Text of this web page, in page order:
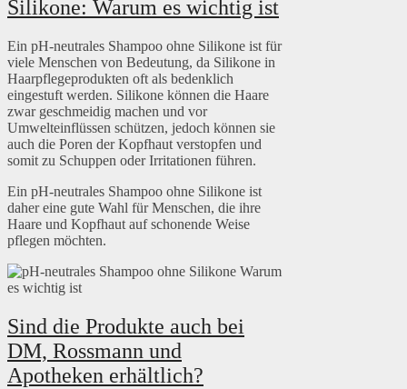
Silikone: Warum es wichtig ist
Ein pH-neutrales Shampoo ohne Silikone ist für
viele Menschen von Bedeutung, da Silikone in
Haarpflegeprodukten oft als bedenklich
eingestuft werden. Silikone können die Haare
zwar geschmeidig machen und vor
Umwelteinflüssen schützen, jedoch können sie
auch die Poren der Kopfhaut verstopfen und
somit zu Schuppen oder Irritationen führen.
Ein pH-neutrales Shampoo ohne Silikone ist
daher eine gute Wahl für Menschen, die ihre
Haare und Kopfhaut auf schonende Weise
pflegen möchten.
Sind die Produkte auch bei
DM, Rossmann und
Apotheken erhältlich?